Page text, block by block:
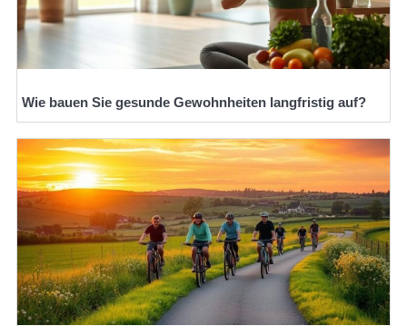
Wie bauen Sie gesunde Gewohnheiten langfristig auf?